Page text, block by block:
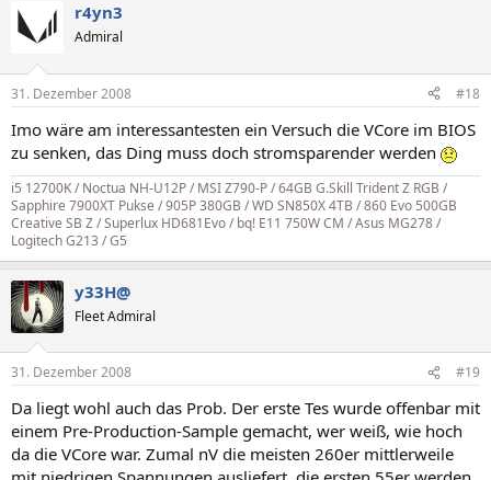
r4yn3
Admiral
31. Dezember 2008 #18
Imo wäre am interessantesten ein Versuch die VCore im BIOS
zu senken, das Ding muss doch stromsparender werden
i5 12700K / Noctua NH-U12P / MSI Z790-P / 64GB G.Skill Trident Z RGB /
Sapphire 7900XT Pukse /905P 380GB / WD SN850X 4TB / 860 Evo 500GB
Creative SB Z / Superlux HD681Evo / bq! E11 750W CM / Asus MG278 /
Logitech G213 / G5
y33H@
Fleet Admiral
31. Dezember 2008 #19
Da liegt wohl auch das Prob. Der erste Tes wurde offenbar mit
einem Pre-Production-Sample gemacht, wer weiß, wie hoch
da die VCore war. Zumal nV die meisten 260er mittlerweile